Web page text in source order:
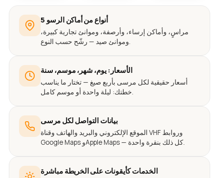
5 أنواع من أماكن الرسو
مراسٍ، وأماكن إرساء، وأرصفة، وموانئ تجارية كبيرة،
وموانئ صيد — رشّح حسب النوع.
الأسعار: يوم، شهر، موسم، سنة
أسعار حقيقية لكل مرسى بأربع صيغ — تختار ما يناسب
خطتك: ليلة واحدة أو موسم كامل.
بيانات التواصل لكل مرسى
الموقع الإلكتروني والبريد والهاتف وقناة VHF وروابط
Google Maps وApple Maps — كل ذلك بنقرة واحدة.
الخدمات كأيقونات على الخريطة مباشرة